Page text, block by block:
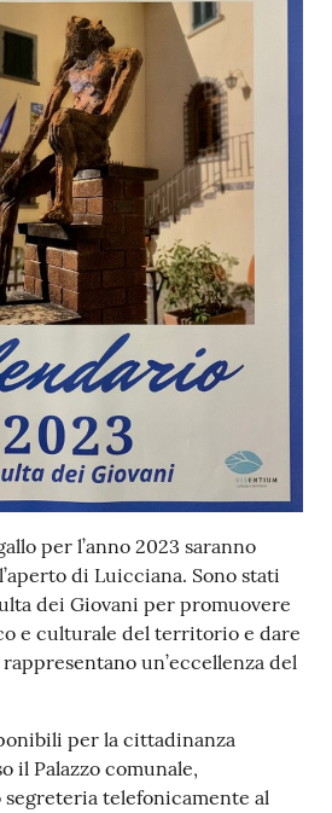
per l’anno 2023 saranno
di Luicciana. Sono stati
dei Giovani per promuovere
e culturale del territorio e dare
un’eccellenza del
per la cittadinanza
il Palazzo comunale,
telefonicamente al